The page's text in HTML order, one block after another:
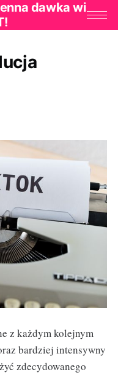
dawka wi
z każdym kolejnym
bardziej intensywny
zdecydowanego